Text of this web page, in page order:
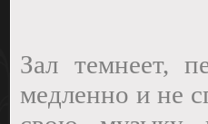
Зал темнеет,
медленно и не